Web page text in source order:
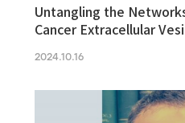
Untangling the
Cancer Extracellular
2024.10.16